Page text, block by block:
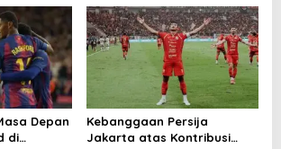
Depan
di
Kebanggaan Persija
Jakarta atas Kontribusi